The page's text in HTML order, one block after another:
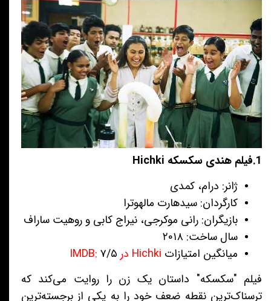
1.فیلم هندی سکسکه Hichki
ژانر: درام، کمدی
کارگردان: سیدهارت مالهوترا
بازیگران: رانی موکرجی، نیراج کابی و روهیت ساراف
سال ساخت: ۲۰۱۸
میانگین امتیازات
۷/۵
فیلم "سکسکه" داستان یک زن را روایت می‌کند که
ترسناک‌ترین نقطه ضعف خود را به یکی از برجسته‌ترین